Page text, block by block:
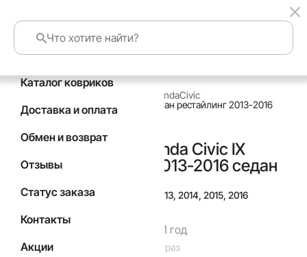
Каталог ковриков
Доставка и оплата
Обмен и возврат
Отзывы
Статус заказа
Контакты
Акции
HondaCivic
Коврики в салон Honda Civic IX седан рестайлинг 2013-2016
седан
Коврики в салон Honda Civic IX
седан рестайлинг 2013-2016 седан
Подойдут дляГод выпуска а/м: 2013, 2014, 2015, 2016
Гарантия производителя 1 год
Код товара: 4040 Товар заказан: 49 раз